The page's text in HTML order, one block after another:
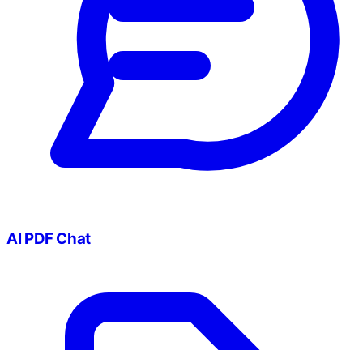
AI PDF Chat